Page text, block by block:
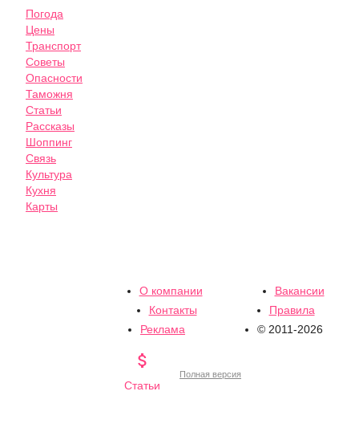
Погода
Цены
Транспорт
Советы
Опасности
Таможня
Статьи
Рассказы
Шоппинг
Связь
Культура
Кухня
Карты
О компании
Вакансии
Контакты
Правила
Реклама
© 2011-2026

Статьи
Полная версия